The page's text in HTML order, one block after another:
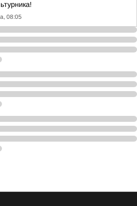
08:05